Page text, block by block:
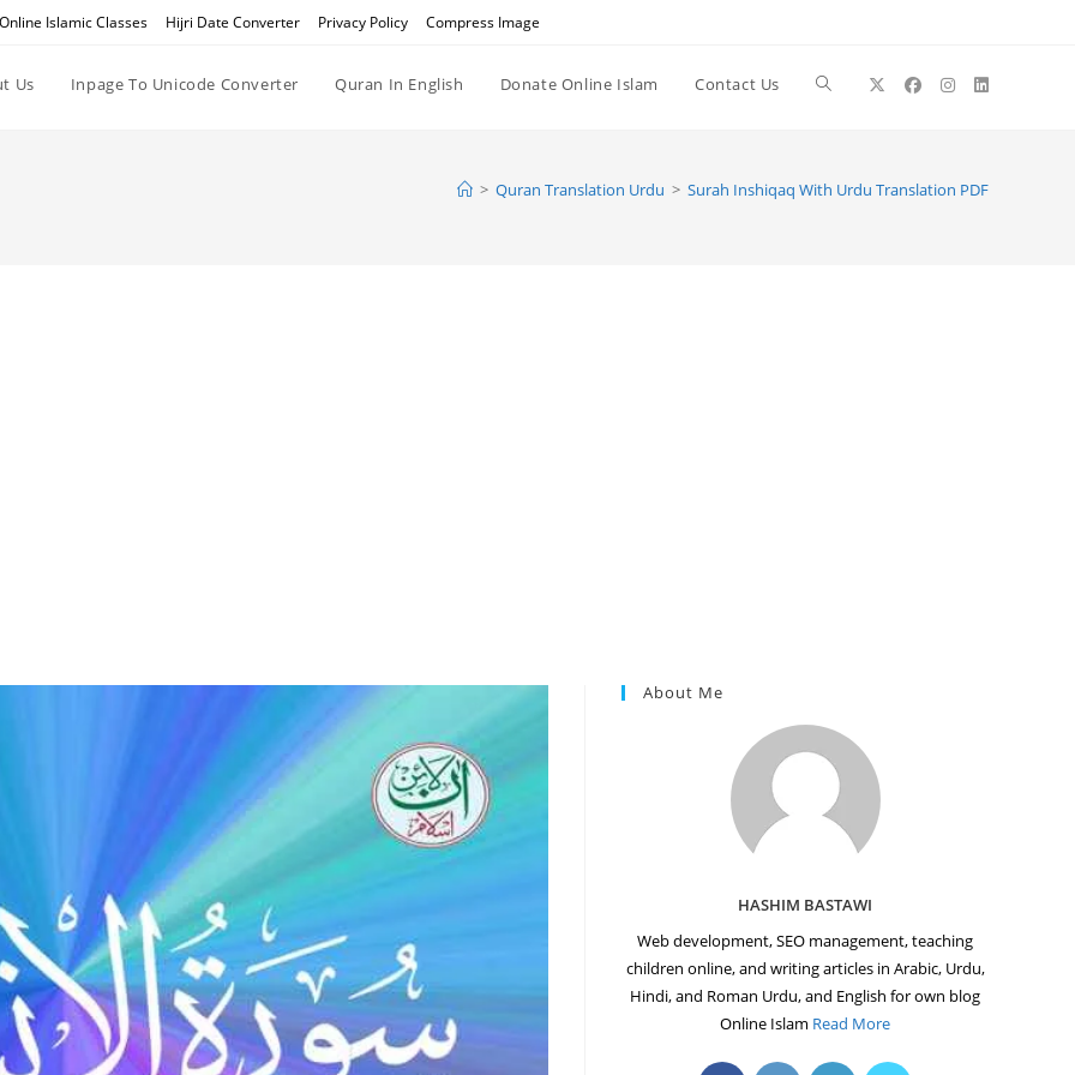
Online Islamic Classes Hijri Date Converter Privacy Policy Compress Image
Us Inpage To Unicode Converter Quran In English Donate Online Islam Contact Us Toggle
> Quran Translation Urdu > Surah Inshiqaq With Urdu Translation PDF
About Me
HASHIM BASTAWI
Web development, SEO management, teaching
children online, and writing articles in Arabic, Urdu,
Hindi, and Roman Urdu, and English for own blog
Online Islam Read More